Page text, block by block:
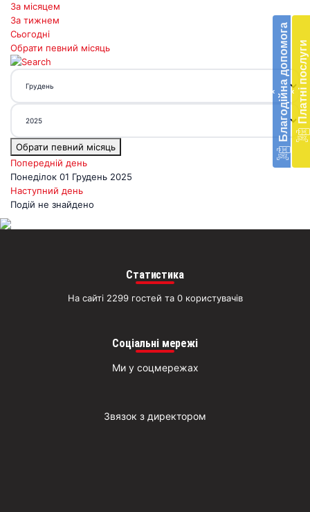
‹ Благодійна допомогав
‹ Платні послуги
За місяцем
За тижнем
Сьогодні
Обрати певний місяць
Обрати певний місяць
Попередній день
Понеділок 01 Грудень 2025
Наступний день
Подій не знайдено
Статистика
На сайті 2299 гостей та 0 користувачів
Соціальні мережі
Ми у соцмережах
Звязок з директором